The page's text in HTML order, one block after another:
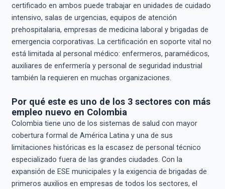
certificado en ambos puede trabajar en unidades de cuidado
intensivo, salas de urgencias, equipos de atención
prehospitalaria, empresas de medicina laboral y brigadas de
emergencia corporativas. La certificación en soporte vital no
está limitada al personal médico: enfermeros, paramédicos,
auxiliares de enfermería y personal de seguridad industrial
también la requieren en muchas organizaciones.
Por qué este es uno de los 3 sectores con más
empleo nuevo en Colombia
Colombia tiene uno de los sistemas de salud con mayor
cobertura formal de América Latina y una de sus
limitaciones históricas es la escasez de personal técnico
especializado fuera de las grandes ciudades. Con la
expansión de ESE municipales y la exigencia de brigadas de
primeros auxilios en empresas de todos los sectores, el